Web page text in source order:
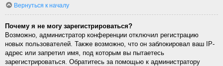
Вернуться к началу
Почему я не могу зарегистрироваться?
Возможно, администратор конференции отключил регистрацию
новых пользователей. Также возможно, что он заблокировал ваш IP-
адрес или запретил имя, под которым вы пытаетесь
зарегистрироваться. Обратитесь за помощью к администратору